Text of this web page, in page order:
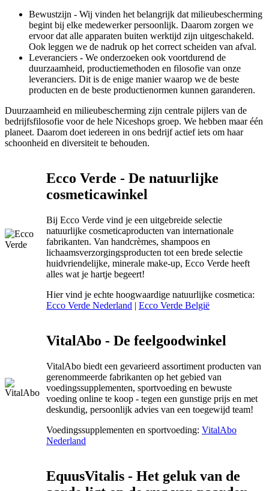
Bewustzijn - Wij vinden het belangrijk dat milieubescherming
begint bij elke medewerker persoonlijk. Daarom zorgen we
ervoor dat alle apparaten buiten werktijd zijn uitgeschakeld.
Ook leggen we de nadruk op het correct scheiden van afval.
Leveranciers - We onderzoeken ook voortdurend de
duurzaamheid, productiemethoden en filosofie van onze
leveranciers. Dit is de enige manier waarop we de beste
producten en de beste productienormen kunnen garanderen.
Duurzaamheid en milieubescherming zijn centrale pijlers van de
bedrijfsfilosofie voor de hele Niceshops groep. We hebben maar één
planeet. Daarom doet iedereen in ons bedrijf actief iets om haar
schoonheid en diversiteit te behouden.
Ecco Verde - De natuurlijke
cosmeticawinkel
Bij Ecco Verde vind je een uitgebreide selectie
natuurlijke cosmeticaproducten van internationale
fabrikanten. Van handcrèmes, shampoos en
lichaamsverzorgingsproducten tot een brede selectie
huidvriendelijke, minerale make-up, Ecco Verde heeft
alles wat je hartje begeert!
Hier vind je echte hoogwaardige natuurlijke cosmetica:
Ecco Verde Nederland | Ecco Verde België
VitalAbo - De feelgoodwinkel
VitalAbo biedt een gevarieerd assortiment producten van
gerenommeerde fabrikanten op het gebied van
voedingssupplementen, sportvoeding en bewuste
voeding online te koop - tegen een gunstige prijs en met
deskundig, persoonlijk advies van een toegewijd team!
Voedingssupplementen en sportvoeding: VitalAbo
Nederland
EquusVitalis - Het geluk van de